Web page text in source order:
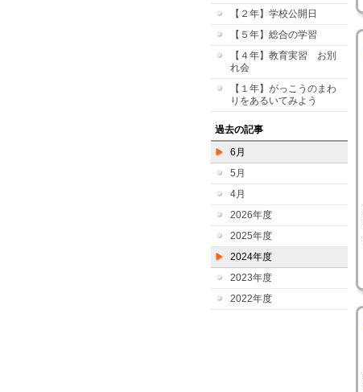
【２年】学校公開日
【５年】総合の学習
【４年】教育実習 お別
れ会
【１年】がっこうのまわ
りをあるいてみよう
過去の記事
6月
5月
4月
2026年度
2025年度
2024年度
2023年度
2022年度